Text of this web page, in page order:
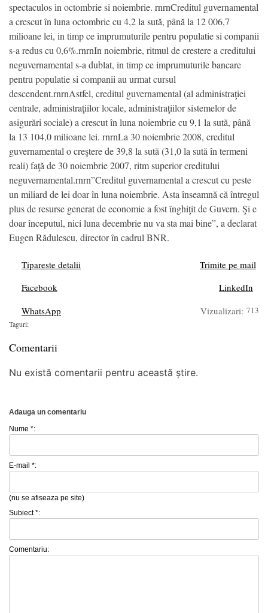
spectaculos in octombrie si noiembrie. rnrnCreditul guvernamental
a crescut în luna octombrie cu 4,2 la sută, până la 12 006,7
milioane lei, in timp ce imprumuturile pentru populatie si companii
s-a redus cu 0,6%.rnrnIn noiembrie, ritmul de crestere a creditului
neguvernamental s-a dublat, in timp ce imprumuturile bancare
pentru populatie si companii au urmat cursul
descendent.rnrnAstfel, creditul guvernamental (al administraţiei
centrale, administraţiilor locale, administraţiilor sistemelor de
asigurări sociale) a crescut în luna noiembrie cu 9,1 la sută, până
la 13 104,0 milioane lei. rnrnLa 30 noiembrie 2008, creditul
guvernamental o creştere de 39,8 la sută (31,0 la sută în termeni
reali) faţă de 30 noiembrie 2007, ritm superior creditului
neguvernamental.rnrn”Creditul guvernamental a crescut cu peste
un miliard de lei doar în luna noiembrie. Asta înseamnă că întregul
plus de resurse generat de economie a fost înghiţit de Guvern. Şi e
doar începutul, nici luna decembrie nu va sta mai bine”, a declarat
Eugen Rădulescu, director în cadrul BNR.
Tipareste detalii
Trimite pe mail
Facebook
LinkedIn
WhatsApp
Vizualizari: 713
Taguri:
Comentarii
Nu există comentarii pentru această știre.
Adauga un comentariu
Nume *:
E-mail *:
(nu se afiseaza pe site)
Subiect *:
Comentariu: